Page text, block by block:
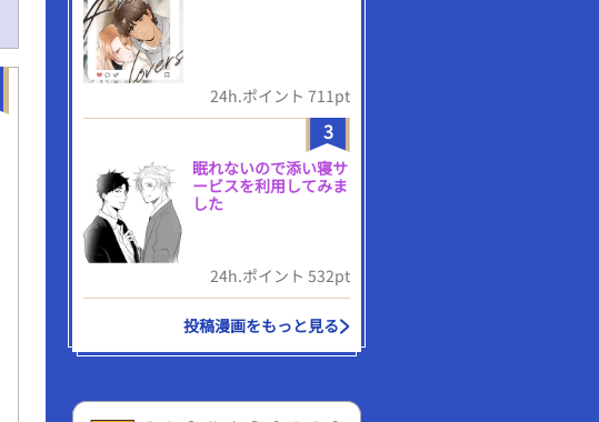
24h.ポイント 711pt
3
眠れないので添い寝サ
ービスを利用してみま
した
24h.ポイント 532pt
投稿漫画をもっと見る